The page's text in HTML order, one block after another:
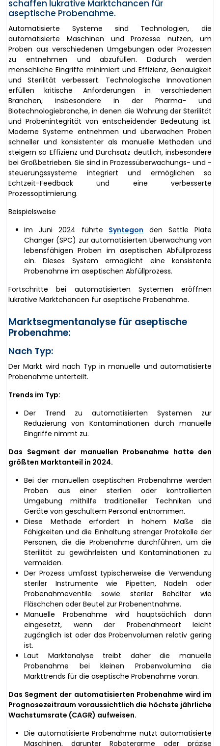
schaffen lukrative Marktchancen für
aseptische Probenahme.
Automatisierte Systeme sind Technologien, die
automatisierte Maschinen und Prozesse nutzen, um
Proben aus verschiedenen Umgebungen oder Prozessen
zu entnehmen und abzufüllen. Dadurch werden
menschliche Eingriffe minimiert und Effizienz, Genauigkeit
und Sterilität verbessert. Technologische Innovationen
erfüllen kritische Anforderungen in verschiedenen
Branchen, insbesondere in der Pharma- und
Biotechnologiebranche, in denen die Wahrung der Sterilität
und Probenintegrität von entscheidender Bedeutung ist.
Moderne Systeme entnehmen und überwachen Proben
schneller und konsistenter als manuelle Methoden und
steigern so Effizienz und Durchsatz deutlich, insbesondere
bei Großbetrieben. Sie sind in Prozessüberwachungs- und -
steuerungssysteme integriert und ermöglichen so
Echtzeit-Feedback und eine verbesserte
Prozessoptimierung.
Beispielsweise
Im Juni 2024 führte Syntegon den Settle Plate
Changer (SPC) zur automatisierten Überwachung von
lebensfähigen Proben im aseptischen Abfüllprozess
ein. Dieses System ermöglicht eine konsistente
Probenahme im aseptischen Abfüllprozess.
Fortschritte bei automatisierten Systemen eröffnen
lukrative Marktchancen für aseptische Probenahme.
Marktsegmentanalyse für aseptische
Probenahme:
Nach Typ:
Der Markt wird nach Typ in manuelle und automatisierte
Probenahme unterteilt.
Trends im Typ:
Der Trend zu automatisierten Systemen zur
Reduzierung von Kontaminationen durch manuelle
Eingriffe nimmt zu.
Das Segment der manuellen Probenahme hatte den
größten Marktanteil in 2024.
Bei der manuellen aseptischen Probenahme werden
Proben aus einer sterilen oder kontrollierten
Umgebung mithilfe traditioneller Techniken und
Geräte von geschultem Personal entnommen.
Diese Methode erfordert in hohem Maße die
Fähigkeiten und die Einhaltung strenger Protokolle der
Personen, die die Probenahme durchführen, um die
Sterilität zu gewährleisten und Kontaminationen zu
vermeiden.
Der Prozess umfasst typischerweise die Verwendung
steriler Instrumente wie Pipetten, Nadeln oder
Probenahmeventile sowie steriler Behälter wie
Fläschchen oder Beutel zur Probenentnahme.
Manuelle Probenahme wird hauptsächlich dann
eingesetzt, wenn der Probenahmeort leicht
zugänglich ist oder das Probenvolumen relativ gering
ist.
Laut Marktanalyse treibt daher die manuelle
Probenahme bei kleinen Probenvolumina die
Markttrends für die aseptische Probenahme voran.
Das Segment der automatisierten Probenahme wird im
Prognosezeitraum voraussichtlich die höchste jährliche
Wachstumsrate (CAGR) aufweisen.
Die automatisierte Probenahme nutzt automatisierte
Maschinen, darunter Roboterarme oder präzise